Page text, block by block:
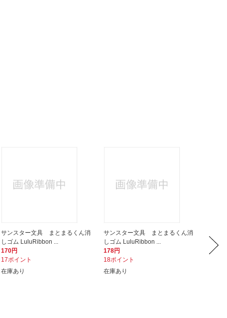
サンスター文具 まとまるくん消
しゴム LuluRibbon ...
170円
17ポイント
在庫あり
サンスター文具 まとまるくん消
しゴム LuluRibbon ...
178円
18ポイント
在庫あり
式 3本
354円